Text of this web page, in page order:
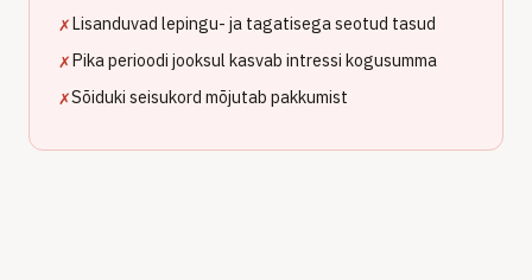
✗Lisanduvad lepingu- ja tagatisega seotud tasud
✗Pika perioodi jooksul kasvab intressi kogusumma
✗Sõiduki seisukord mõjutab pakkumist